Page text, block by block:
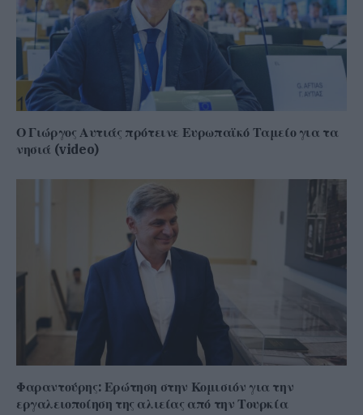
Ο Γιώργος Αυτιάς πρότεινε Ευρωπαϊκό Ταμείο για τα
νησιά (video)
Φαραντούρης: Ερώτηση στην Κομισιόν για την
εργαλειοποίηση της αλιείας από την Τουρκία